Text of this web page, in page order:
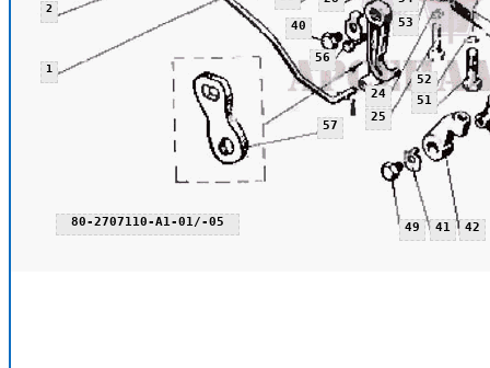
80-2707110-А1-01/-05
1
2
24
25
40
41 42
49
51
52
53
56
57